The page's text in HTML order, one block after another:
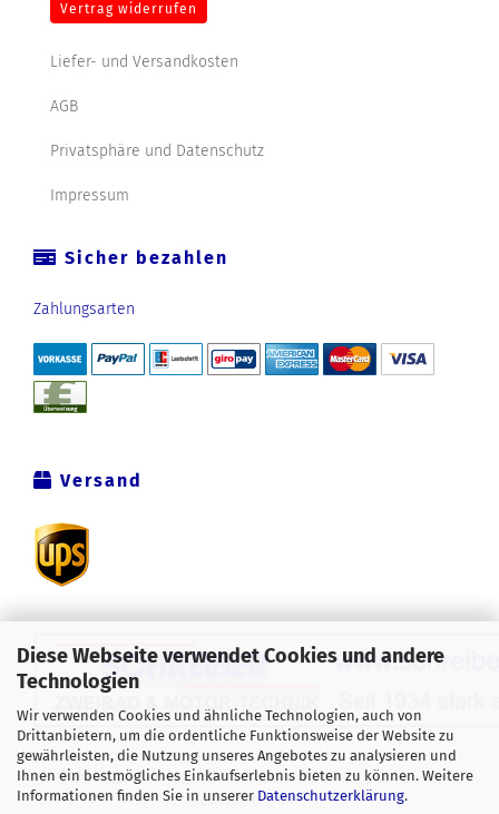
Diese Webseite verwendet Cookies und andere
Technologien
Wir verwenden Cookies und ähnliche Technologien, auch von
Drittanbietern, um die ordentliche Funktionsweise der Website zu
gewährleisten, die Nutzung unseres Angebotes zu analysieren und
Ihnen ein bestmögliches Einkaufserlebnis bieten zu können. Weitere
Informationen finden Sie in unserer Datenschutzerklärung.
Vertrag widerrufen
Liefer- und Versandkosten
AGB
Privatsphäre und Datenschutz
Impressum
Sicher bezahlen
Zahlungsarten
Versand
Alle Preise verstehen sich inklusive der gesetzlichen
Mehrwertsteuer, zzgl.Versandkostensoweit nicht anders
gekennzeichnet.